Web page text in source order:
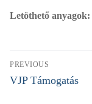
Letöthető anyagok:
Bejegyzés
navigáció
PREVIOUS
Previous
VJP Támogatás